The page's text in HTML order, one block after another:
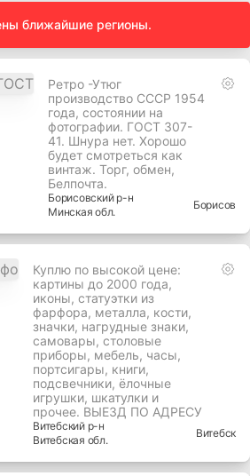
ближайшие регионы.
Ретро -Утюг
производство СССР 1954
года, состоянии на
фотографии. ГОСТ 307-
41. Шнура нет. Хорошо
будет смотреться как
винтаж. Торг, обмен,
Белпочта.
Борисовскийр-н
Минская обл.
Борисов
Куплю по высокой цене:
картины до 2000 года,
иконы, статуэтки из
фарфора, металла, кости,
значки, нагрудные знаки,
самовары, столовые
приборы, мебель, часы,
портсигары, книги,
подсвечники, ёлочные
игрушки, шкатулки и
прочее. ВЫЕЗД ПО АДРЕСУ
Витебскийр-н
Витебская обл.
Витебск